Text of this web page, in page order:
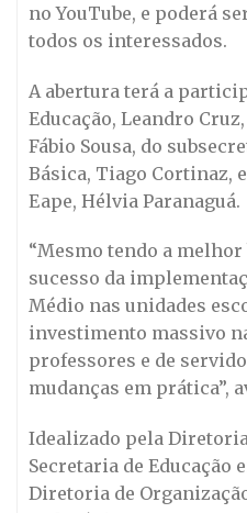
no YouTube, e poderá
todos os interessados.
A abertura terá a
Educação, Leandro
Fábio Sousa, do
Básica, Tiago Cortinaz,
Eape, Hélvia Paranaguá.
“Mesmo tendo a
sucesso da
Médio nas unidades
investimento massivo
professores e de
mudanças em prática”,
Idealizado pela
Secretaria de Educação
Diretoria de